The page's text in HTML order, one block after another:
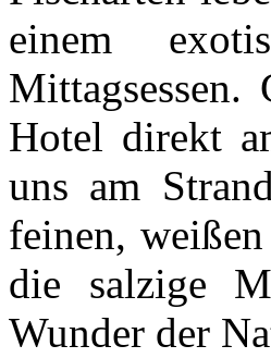
einem
Mittagsessen.
Hotel direkt
uns am
feinen,
die salzige
Wunder der